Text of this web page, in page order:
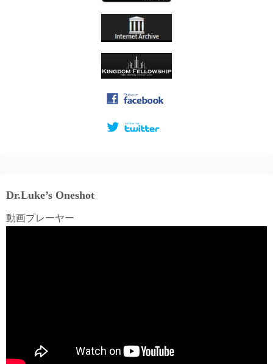
Dr.Luke’s Oneshot
動画プレーヤー